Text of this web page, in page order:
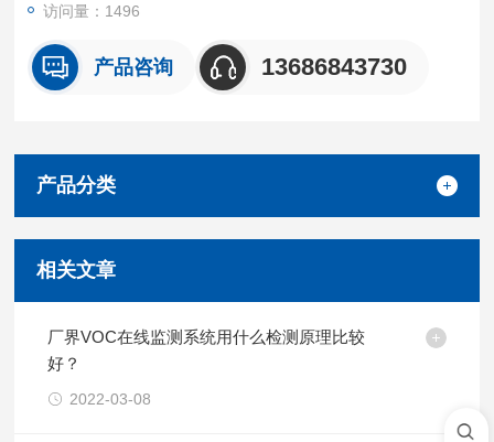
访问量：1496
产品咨询 13686843730
产品分类
相关文章
厂界VOC在线监测系统用什么检测原理比较
好？
2022-03-08